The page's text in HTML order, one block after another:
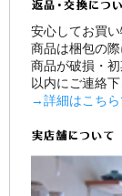
安心してお買い
商品は梱包の
商品が破損・
以内にご連絡下
→詳細はこちら